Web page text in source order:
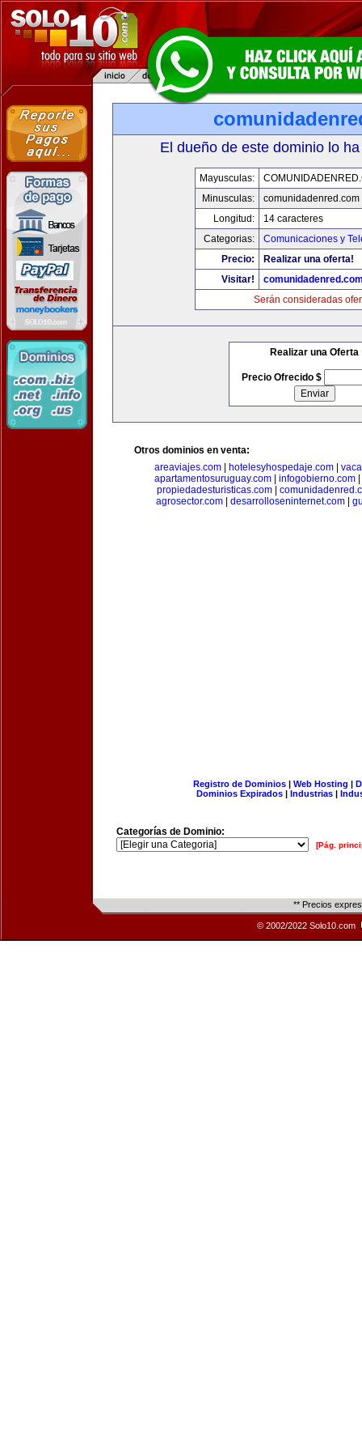
El dueño de este dominio lo
Mayusculas:
Minusculas:
comunidadenred.com
Longitud:
14 caracteres
Categorias:
Comunicaciones y
Precio:
Realizar una oferta!
Visitar!
Serán consideradas
Realizar una Oferta
Precio Ofrecido $
Otros dominios en venta:
areaviajes.com
hotelesyhospedaje.com
apartamentosuruguay.com
infogobierno.com
propiedadesturisticas.com|
agrosector.com
desarrolloseninternet.com
Registro de Dominios| Web Hosting |
Dominios Expirados | Industrias |
Categorías de Dominio:
[Pág.
** Precios
© 2002/2022 Solo10.com